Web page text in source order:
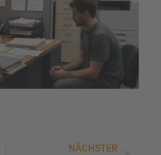
NÄCHSTER